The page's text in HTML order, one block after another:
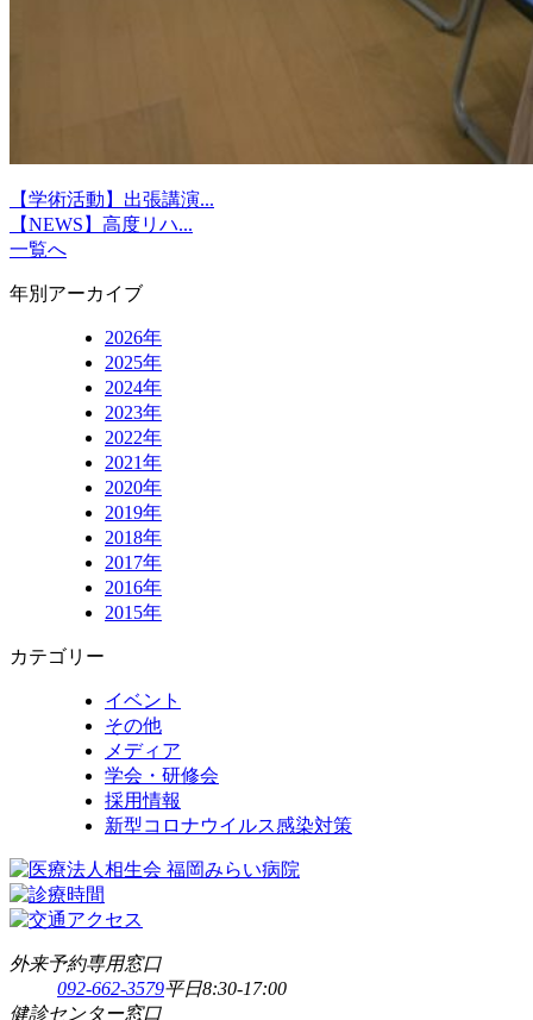
【学術活動】出張講演...
【NEWS】高度リハ...
一覧へ
年別アーカイブ
2026年
2025年
2024年
2023年
2022年
2021年
2020年
2019年
2018年
2017年
2016年
2015年
カテゴリー
イベント
その他
メディア
学会・研修会
採用情報
新型コロナウイルス感染対策
外来予約専用窓口
092-662-3579平日8:30-17:00
健診センター窓口